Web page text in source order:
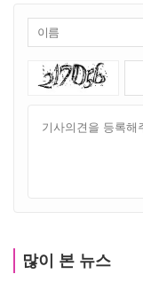
많이 본 뉴스